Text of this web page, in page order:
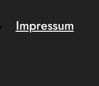
Impressum